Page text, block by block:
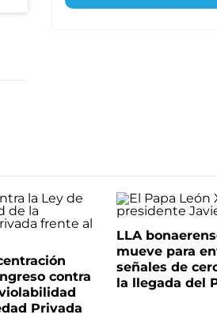
contra
Privada
LLA
mueve para
señales de
la llegada del